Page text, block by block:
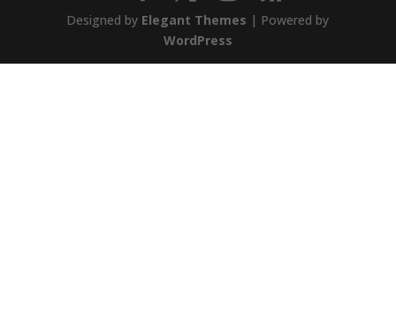
Designed by Elegant Themes | Powered by
WordPress